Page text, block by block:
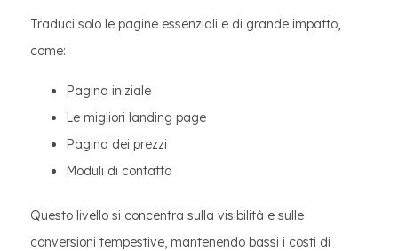
Traduci solo le pagine essenziali e di grande impatto,
come:
Pagina iniziale
Le migliori landing page
Pagina dei prezzi
Moduli di contatto
Questo livello si concentra sulla visibilità e sulle
conversioni tempestive, mantenendo bassi i costi di